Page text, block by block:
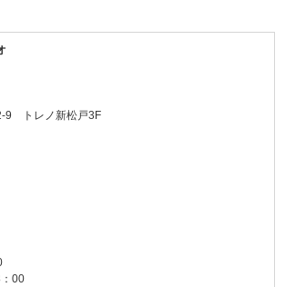
9 トレノ新松戸3F
：00